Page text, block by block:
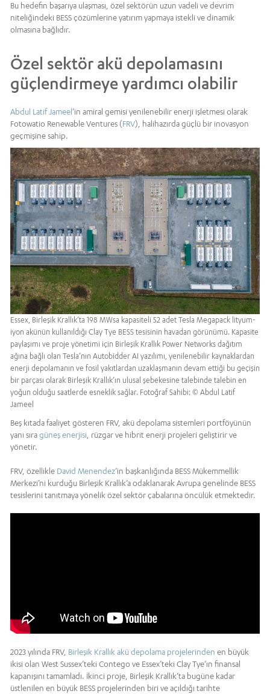
Bu hedefin başarıya ulaşması, özel sektörün uzun vadeli ve devrim
niteliğindeki BESS çözümlerine yatırım yapmaya istekli ve dinamik
olmasına bağlıdır.
Özel sektör akü depolamasını
güçlendirmeye yardımcı olabilir
Abdul Latif Jameel’in amiral gemisi yenilenebilir enerji işletmesi olarak
Fotowatio Renewable Ventures (FRV), halihazırda güçlü bir inovasyon
geçmişine sahip.
Essex, Birleşik Krallık’ta 198 MWsa kapasiteli 52 adet Tesla Megapack lityum-
iyon akünün kullanıldığı Clay Tye BESS tesisinin havadan görünümü. Kapasite
paylaşımı ve proje yönetimi için Birleşik Krallık Power Networks dağıtım
ağına bağlı olan Tesla’nın Autobidder AI yazılımı, yenilenebilir kaynaklardan
enerji depolamanın ve fosil yakıtlardan uzaklaşmanın devam ettiği bu geçişin
bir parçası olarak Birleşik Krallık’ın ulusal şebekesine talebinde talebin en
yoğun olduğu saatlerde esneklik sağlar. Fotoğraf Sahibi: © Abdul Latif
Jameel
Beş kıtada faaliyet gösteren FRV, akü depolama sistemleri portföyünün
yanı sıragüneş enerjisi, rüzgar ve hibrit enerji projeleri geliştirir ve
yönetir.
FRV, özellikle David Menendez’in başkanlığında BESS Mükemmellik
Merkezi’ni kurduğu Birleşik Krallık’a odaklanarak Avrupa genelinde BESS
tesislerini tanıtmaya yönelik özel sektör çabalarına öncülük etmektedir.
2023 yılında FRV, Birleşik Krallık akü depolama projelerinden en büyük
ikisi olan West Sussex’teki Contego ve Essex’teki Clay Tye’ın finansal
kapanışını tamamladı. İkinci proje, Birleşik Krallık’ta bugüne kadar
üstlenilen en büyük BESS projelerinden biri ve açıldığı tarihte